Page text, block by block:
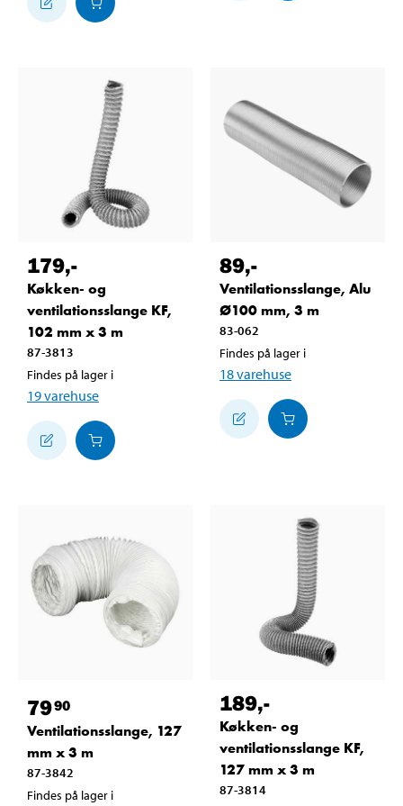
179,-
Køkken- og
ventilationsslange KF,
102 mm x 3 m
87-3813
Findes på lager i
19varehuse
89,-
Ventilationsslange, Alu
Ø100 mm, 3 m
83-062
Findes på lager i
18varehuse
7990
Ventilationsslange, 127
mm x 3 m
87-3842
Findes på lager i
189,-
Køkken- og
ventilationsslange KF,
127 mm x 3 m
87-3814